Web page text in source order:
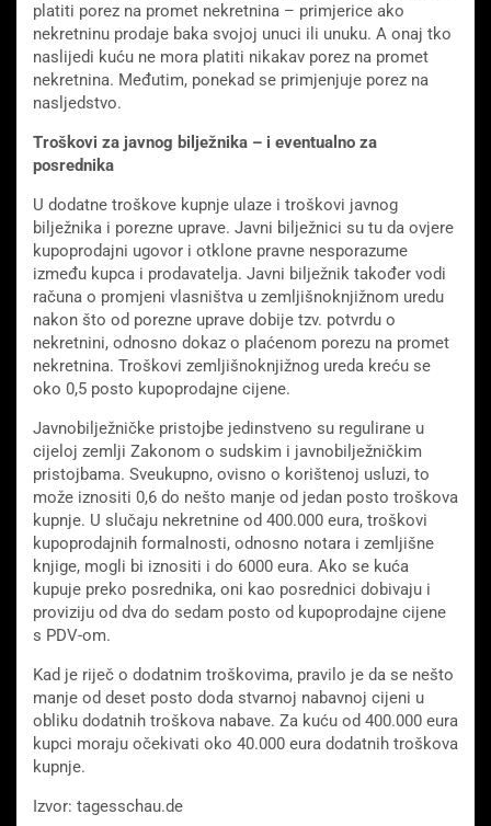
platiti porez na promet nekretnina – primjerice ako
nekretninu prodaje baka svojoj unuci ili unuku. A onaj tko
naslijedi kuću ne mora platiti nikakav porez na promet
nekretnina. Međutim, ponekad se primjenjuje porez na
nasljedstvo.
Troškovi za javnog bilježnika – i eventualno za
posrednika
U dodatne troškove kupnje ulaze i troškovi javnog
bilježnika i porezne uprave. Javni bilježnici su tu da ovjere
kupoprodajni ugovor i otklone pravne nesporazume
između kupca i prodavatelja. Javni bilježnik također vodi
računa o promjeni vlasništva u zemljišnoknjižnom uredu
nakon što od porezne uprave dobije tzv. potvrdu o
nekretnini, odnosno dokaz o plaćenom porezu na promet
nekretnina. Troškovi zemljišnoknjižnog ureda kreću se
oko 0,5 posto kupoprodajne cijene.
Javnobilježničke pristojbe jedinstveno su regulirane u
cijeloj zemlji Zakonom o sudskim i javnobilježničkim
pristojbama. Sveukupno, ovisno o korištenoj usluzi, to
može iznositi 0,6 do nešto manje od jedan posto troškova
kupnje. U slučaju nekretnine od 400.000 eura, troškovi
kupoprodajnih formalnosti, odnosno notara i zemljišne
knjige, mogli bi iznositi i do 6000 eura. Ako se kuća
kupuje preko posrednika, oni kao posrednici dobivaju i
proviziju od dva do sedam posto od kupoprodajne cijene
s PDV-om.
Kad je riječ o dodatnim troškovima, pravilo je da se nešto
manje od deset posto doda stvarnoj nabavnoj cijeni u
obliku dodatnih troškova nabave. Za kuću od 400.000 eura
kupci moraju očekivati ​​oko 40.000 eura dodatnih troškova
kupnje.
Izvor: tagesschau.de